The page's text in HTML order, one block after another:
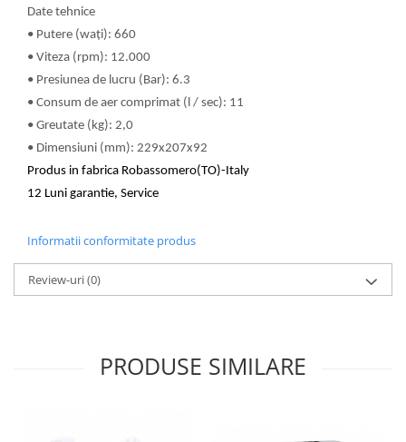
Date tehnice
• Putere (wați): 660
• Viteza (rpm): 12.000
• Presiunea de lucru (Bar): 6.3
• Consum de aer comprimat (l / sec): 11
• Greutate (kg): 2,0
• Dimensiuni (mm): 229x207x92
Produs in fabrica Robassomero(TO)-Italy
12 Luni garantie, Service
Informatii conformitate produs
Review-uri(0)
PRODUSE SIMILARE